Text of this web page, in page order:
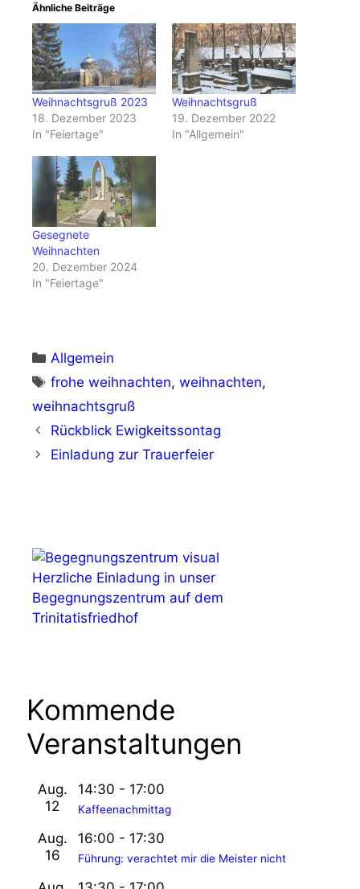
Ähnliche Beiträge
Weihnachtsgruß 2023
18. Dezember 2023
In "Feiertage"
Weihnachtsgruß
19. Dezember 2022
In "Allgemein"
Gesegnete
Weihnachten
20. Dezember 2024
In "Feiertage"
Kategorien
Allgemein
Schlagwörter
frohe weihnachten,weihnachten,
weihnachtsgruß
Rückblick Ewigkeitssontag
Einladung zur Trauerfeier
Herzliche Einladung in unser
Begegnungszentrum auf dem
Trinitatisfriedhof
Kommende
Veranstaltungen
Aug.
12
14:30 - 17:00
Kaffeenachmittag
Aug.
16
16:00 - 17:30
Führung: verachtet mir die Meister nicht